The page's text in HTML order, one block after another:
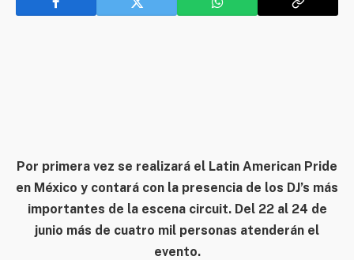
Por primera vez se realizará el Latin American Pride
en México y contará con la presencia de los DJ’s más
importantes de la escena circuit. Del 22 al 24 de
junio más de cuatro mil personas atenderán el
evento.